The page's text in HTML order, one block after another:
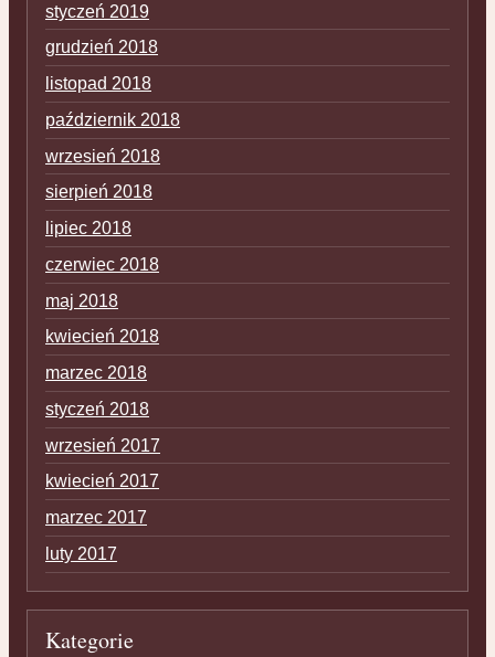
styczeń 2019
grudzień 2018
listopad 2018
październik 2018
wrzesień 2018
sierpień 2018
lipiec 2018
czerwiec 2018
maj 2018
kwiecień 2018
marzec 2018
styczeń 2018
wrzesień 2017
kwiecień 2017
marzec 2017
luty 2017
Kategorie